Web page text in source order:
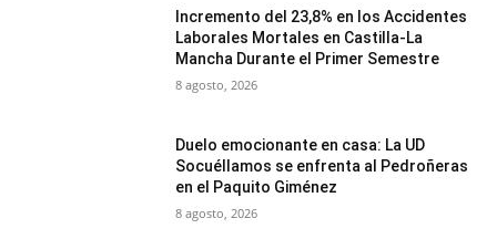
Incremento del 23,8% en los Accidentes
Laborales Mortales en Castilla-La
Mancha Durante el Primer Semestre
8 agosto, 2026
Duelo emocionante en casa: La UD
Socuéllamos se enfrenta al Pedroñeras
en el Paquito Giménez
8 agosto, 2026